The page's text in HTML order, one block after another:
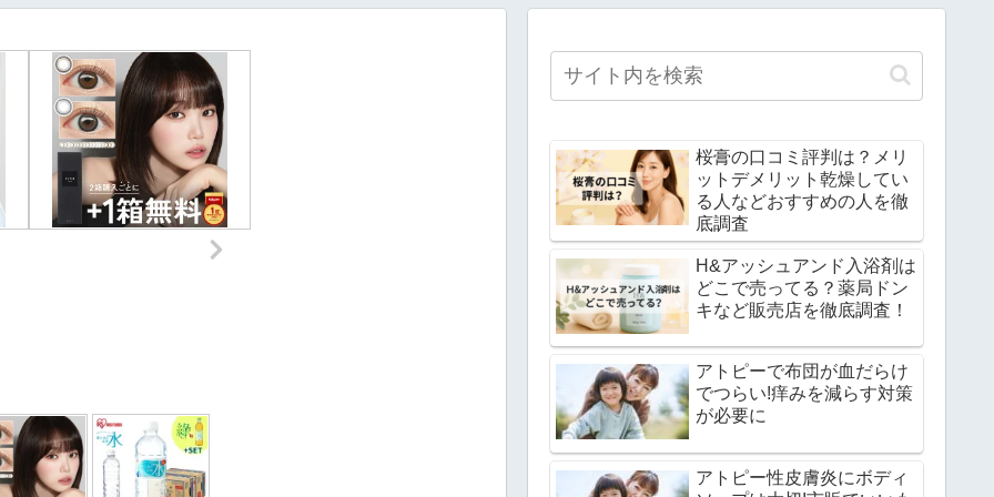
桜膏の口コミ評判は？メリ
ットデメリット乾燥してい
る人などおすすめの人を徹
底調査
H&アッシュアンド入浴剤は
どこで売ってる？薬局ドン
キなど販売店を徹底調査！
アトピーで布団が血だらけ
でつらい!痒みを減らす対策
が必要に
アトピー性皮膚炎にボディ